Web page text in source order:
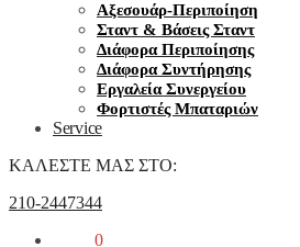
Αξεσουάρ-Περιποίηση
Σταντ & Βάσεις Σταντ
Διάφορα Περιποίησης
Διάφορα Συντήρησης
Εργαλεία Συνεργείου
Φορτιστές Μπαταριών
Service
ΚΑΛΕΣΤΕ ΜΑΣ ΣΤΟ:
210-2447344
0